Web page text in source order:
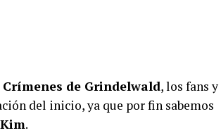
de Grindelwald, los fans y
del inicio, ya que por fin sabemos
.